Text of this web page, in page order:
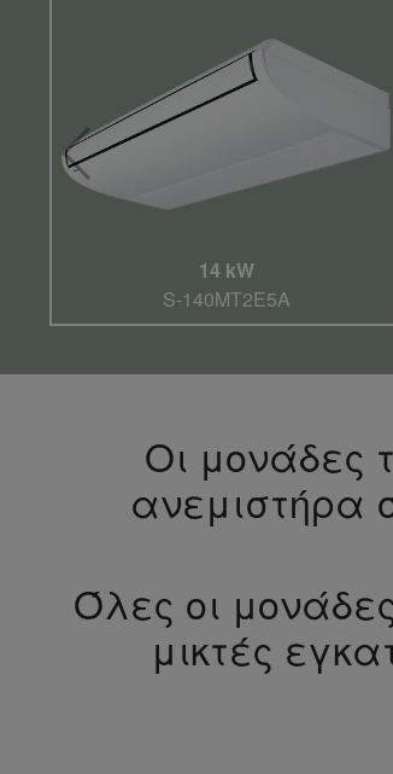
14 kW
S-140MT2E5A
Οι μονάδες
ανεμιστήρα
Όλες οι
μικτές